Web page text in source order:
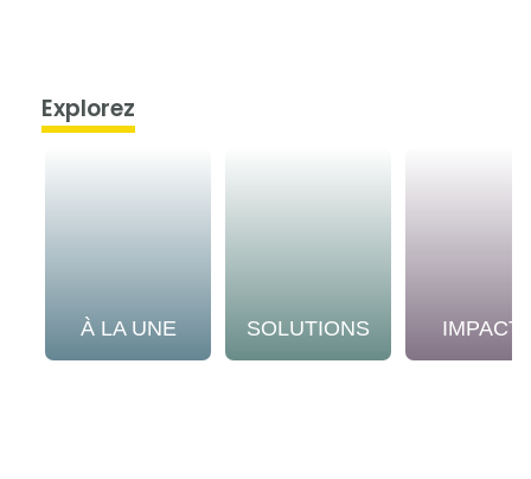
Explorez
À LA UNE SOLUTIONS